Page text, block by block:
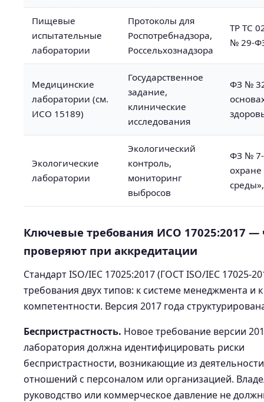
Пищевые
испытательные
лаборатории
Протоколы для
Роспотребнадзора,
Россельхознадзора
ТР ТС
№ 29-
Медицинские
лаборатории (см.
ИСО 15189)
Государственное
задание,
клинические
исследования
ФЗ №
Экологические
лаборатории
Экологический
контроль,
мониторинг
выбросов
ФЗ №
Ключевые требования ИСО 17025:2017 —
проверяют при аккредитации
Стандарт ISO/IEC 17025:2017 (ГОСТ ISO/IEC 17025-
требования двух типов: к системе менеджмента и
компетентности. Версия 2017 года
Беспристрастность. Новое требование версии
лаборатория должна идентифицировать риски
беспристрастности, возникающие из
отношений с персоналом или организацией.
руководство или коммерческое давление не